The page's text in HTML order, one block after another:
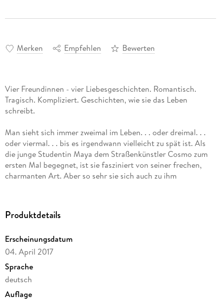
Merken Empfehlen Bewerten
Vier Freundinnen - vier Liebesgeschichten. Romantisch.
Tragisch. Kompliziert. Geschichten, wie sie das Leben
schreibt.
Man sieht sich immer zweimal im Leben. . . oder dreimal. . .
oder viermal. . . bis es irgendwann vielleicht zu spät ist. Als
die junge Studentin Maya dem Straßenkünstler Cosmo zum
ersten Mal begegnet, ist sie fasziniert von seiner frechen,
charmanten Art. Aber so sehr sie sich auch zu ihm
über den Weg und verlieren sich wieder. Als Maya beschließt,
reisen, beschließt sie, sich von Cosmo zu verabschieden.
Doch er möchte Maya nicht gehen lassen. Sie vereinbaren,
sich nach Mayas Rückkehr an dem Platz wieder zutreffen, an
dem sie sich zum ersten Mal begegnet sind. . . . doch dann
kommt alles ganz anders. . . Maya und Cosmo - eine
Geschichte über verpasste Chancen, eine große Liebe,
Produktdetails
Erscheinungsdatum
04. April 2017
Sprache
deutsch
Auflage